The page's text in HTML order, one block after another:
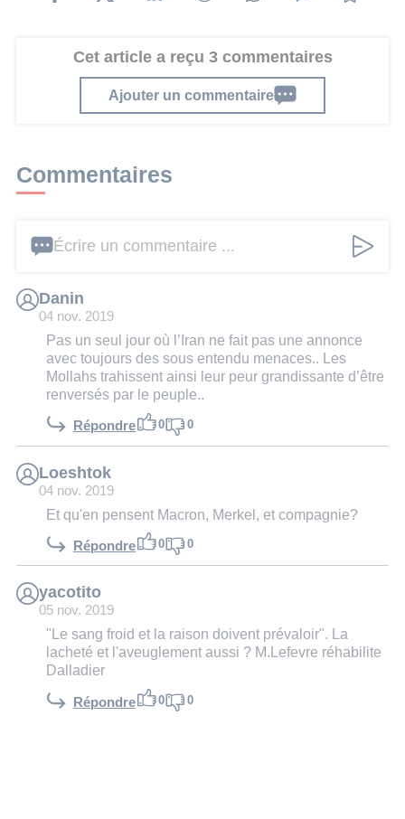
Cet article a reçu 3 commentaires
Ajouter un commentaire
Commentaires
Écrire un commentaire ...
Danin
04 nov. 2019
Pas un seul jour où l’Iran ne fait pas une annonce
avec toujours des sous entendu menaces.. Les
Mollahs trahissent ainsi leur peur grandissante d’être
renversés par le peuple..
Répondre 0 0
Loeshtok
04 nov. 2019
Et qu'en pensent Macron, Merkel, et compagnie?
Répondre 0 0
yacotito
05 nov. 2019
"Le sang froid et la raison doivent prévaloir". La
lacheté et l'aveuglement aussi ? M.Lefevre réhabilite
Dalladier
Répondre 0 0